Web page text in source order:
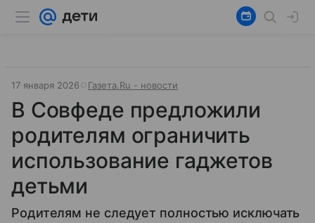
17 января 2026 Газета.Ru - новости
В Совфеде предложили
родителям ограничить
использование гаджетов
детьми
Родителям не следует полностью исключать